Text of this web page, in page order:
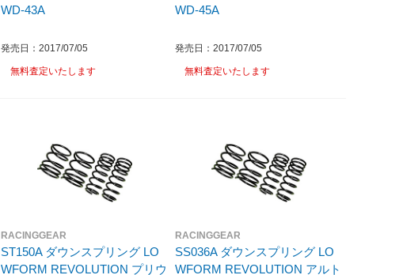
WD-43A
発売日：2017/07/05
無料査定いたします
WD-45A
発売日：2017/07/05
無料査定いたします
RACINGGEAR
ST150A ダウンスプリング LO
WFORM REVOLUTION プリウ
RACINGGEAR
SS036A ダウンスプリング LO
WFORM REVOLUTION アルト